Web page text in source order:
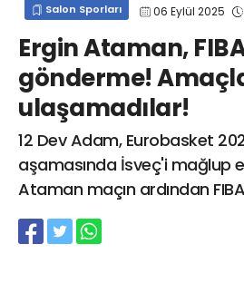
Salon Sporları 06 Eylül 2025
Ergin Ataman,
gönderme!
ulaşamadılar!
12 Dev Adam, Eurobasket
aşamasında İsveç'i mağlup
Ataman maçın ardından